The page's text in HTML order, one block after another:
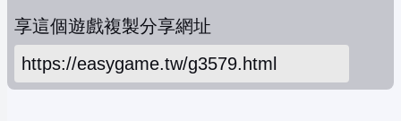
享這個遊戲複製分享網址